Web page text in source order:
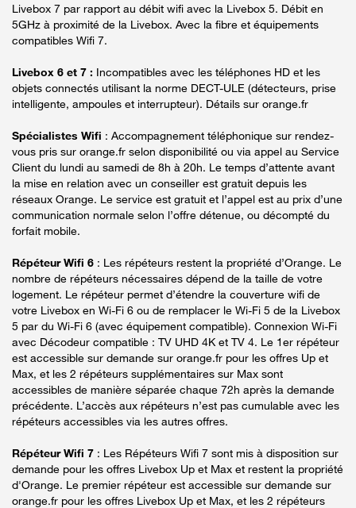
Livebox 7 par rapport au débit wifi avec la Livebox 5. Débit en
5GHz à proximité de la Livebox. Avec la fibre et équipements
compatibles Wifi 7.
Livebox 6 et 7 : Incompatibles avec les téléphones HD et les
objets connectés utilisant la norme DECT-ULE (détecteurs, prise
intelligente, ampoules et interrupteur). Détails sur orange.fr
Spécialistes Wifi : Accompagnement téléphonique sur rendez-
vous pris sur orange.fr selon disponibilité ou via appel au Service
Client du lundi au samedi de 8h à 20h. Le temps d’attente avant
la mise en relation avec un conseiller est gratuit depuis les
réseaux Orange. Le service est gratuit et l’appel est au prix d’une
communication normale selon l’offre détenue, ou décompté du
forfait mobile.
Répéteur Wifi 6 : Les répéteurs restent la propriété d’Orange. Le
nombre de répéteurs nécessaires dépend de la taille de votre
logement. Le répéteur permet d’étendre la couverture wifi de
votre Livebox en Wi-Fi 6 ou de remplacer le Wi-Fi 5 de la Livebox
5 par du Wi-Fi 6 (avec équipement compatible). Connexion Wi-Fi
avec Décodeur compatible : TV UHD 4K et TV 4. Le 1er répéteur
est accessible sur demande sur orange.fr pour les offres Up et
Max, et les 2 répéteurs supplémentaires sur Max sont
accessibles de manière séparée chaque 72h après la demande
précédente. L’accès aux répéteurs n’est pas cumulable avec les
répéteurs accessibles via les autres offres.
Répéteur Wifi 7 : Les Répéteurs Wifi 7 sont mis à disposition sur
demande pour les offres Livebox Up et Max et restent la propriété
d'Orange. Le premier répéteur est accessible sur demande sur
orange.fr pour les offres Livebox Up et Max, et les 2 répéteurs